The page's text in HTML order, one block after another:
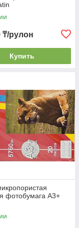
₸/рулон
Купить
фотобумага А3+